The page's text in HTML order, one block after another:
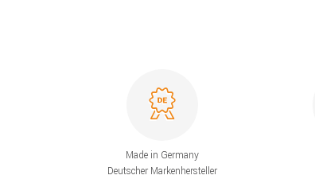
Made in Germany
Deutscher Markenhersteller